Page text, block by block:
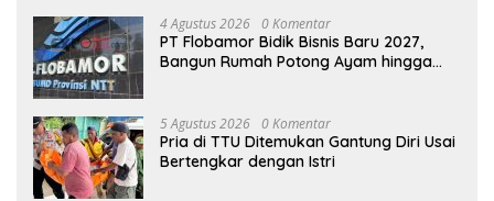
Menyambut Sukacita
4 Agustus 2026 0 Komentar
PT Flobamor Bidik Bisnis Baru 2027,
Bangun Rumah Potong Ayam hingga
5 Agustus 2026 0 Komentar
Pria di TTU Ditemukan Gantung Diri Usai
Bertengkar dengan Istri